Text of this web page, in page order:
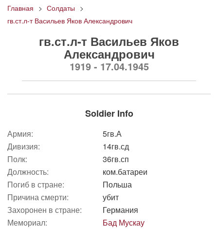
Главная
Солдаты
гв.ст.л-т Васильев Яков Александрович
гв.ст.л-т Васильев Яков
Александрович
1919 - 17.04.1945
Soldier Info
Армия:
5гв.А
Дивизия:
14гв.сд
Полк:
36гв.сп
Должность:
ком.батареи
Погиб в стране:
Польша
Причина смерти:
убит
Захоронен в стране:
Германия
Мемориал:
Бад Мускау